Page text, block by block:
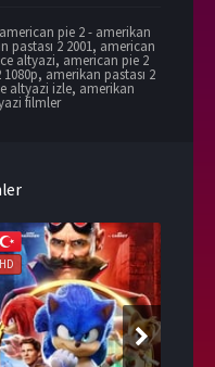
american pie 2 - amerikan
pastası 2 2001, american
altyazi, american pie 2
, amerikan pastası 2
altyazi izle, amerikan
filmler
HD